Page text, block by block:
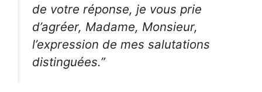
de votre réponse, je vous prie
d’agréer, Madame, Monsieur,
l’expression de mes salutations
distinguées.”